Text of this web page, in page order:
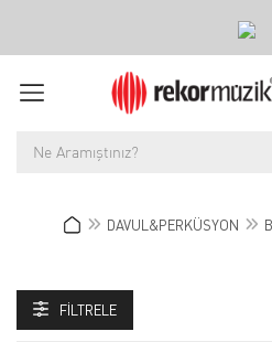
DAVUL&PERKÜSYON
FILTRELE